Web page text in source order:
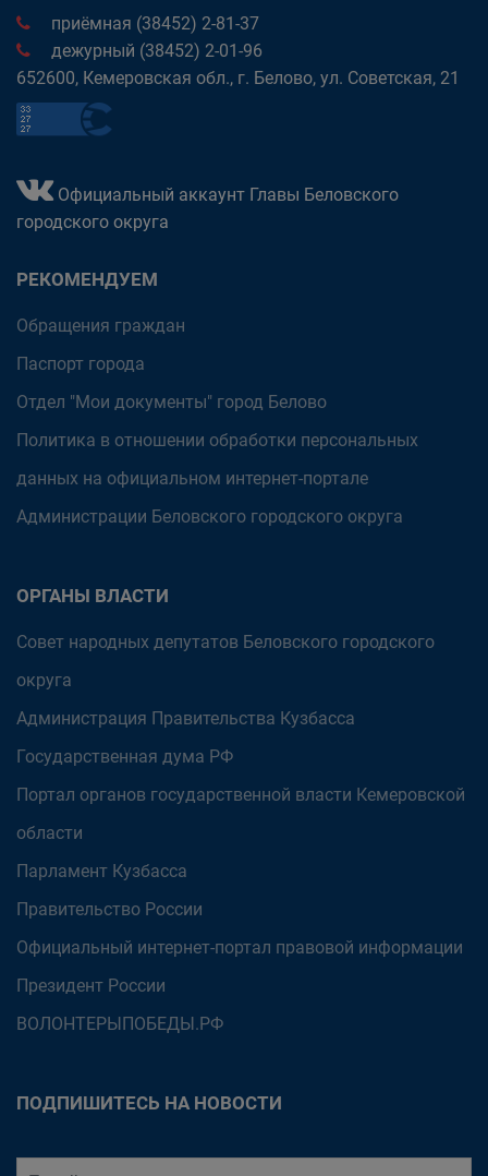
приёмная (38452) 2-81-37
дежурный (38452) 2-01-96
652600, Кемеровская обл., г. Белово, ул. Советская, 21
Официальный аккаунт Главы Беловского
городского округа
РЕКОМЕНДУЕМ
Обращения граждан
Паспорт города
Отдел "Мои документы" город Белово
Политика в отношении обработки персональных
данных на официальном интернет-портале
Администрации Беловского городского округа
ОРГАНЫ ВЛАСТИ
Совет народных депутатов Беловского городского
округа
Администрация Правительства Кузбасса
Государственная дума РФ
Портал органов государственной власти Кемеровской
области
Парламент Кузбасса
Правительство России
Официальный интернет-портал правовой информации
Президент России
ВОЛОНТЕРЫПОБЕДЫ.РФ
ПОДПИШИТЕСЬ НА НОВОСТИ